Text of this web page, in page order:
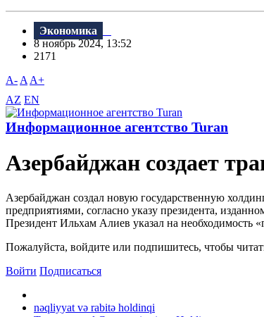
Экономика
8 ноябрь 2024, 13:52
2171
A- A A+
AZ EN
Информационное агентство Turan
Азербайджан создает
Азербайджан создал новую государственную
предприятиями, согласно указу президента,
Президент Ильхам Алиев указал на необходимость
Пожалуйста, войдите или подпишитесь, чтобы
Войти Подписаться
nəqliyyat və rabitə holdinqi